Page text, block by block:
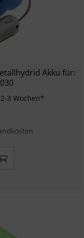
Akku für:
3 Wochen*